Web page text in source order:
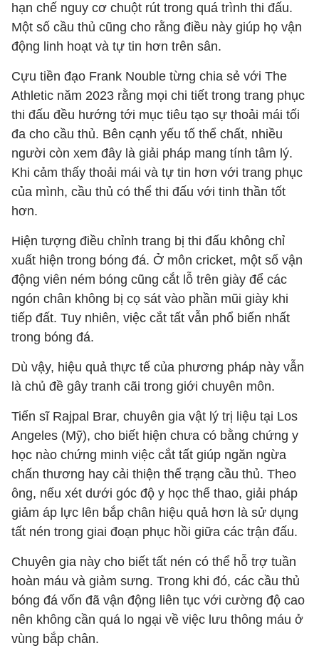
hạn chế nguy cơ chuột rút trong quá trình thi đấu.
Một số cầu thủ cũng cho rằng điều này giúp họ vận
động linh hoạt và tự tin hơn trên sân.
Cựu tiền đạo Frank Nouble từng chia sẻ với The
Athletic năm 2023 rằng mọi chi tiết trong trang phục
thi đấu đều hướng tới mục tiêu tạo sự thoải mái tối
đa cho cầu thủ. Bên cạnh yếu tố thể chất, nhiều
người còn xem đây là giải pháp mang tính tâm lý.
Khi cảm thấy thoải mái và tự tin hơn với trang phục
của mình, cầu thủ có thể thi đấu với tinh thần tốt
hơn.
Hiện tượng điều chỉnh trang bị thi đấu không chỉ
xuất hiện trong bóng đá. Ở môn cricket, một số vận
động viên ném bóng cũng cắt lỗ trên giày để các
ngón chân không bị cọ sát vào phần mũi giày khi
tiếp đất. Tuy nhiên, việc cắt tất vẫn phổ biến nhất
trong bóng đá.
Dù vậy, hiệu quả thực tế của phương pháp này vẫn
là chủ đề gây tranh cãi trong giới chuyên môn.
Tiến sĩ Rajpal Brar, chuyên gia vật lý trị liệu tại Los
Angeles (Mỹ), cho biết hiện chưa có bằng chứng y
học nào chứng minh việc cắt tất giúp ngăn ngừa
chấn thương hay cải thiện thể trạng cầu thủ. Theo
ông, nếu xét dưới góc độ y học thể thao, giải pháp
giảm áp lực lên bắp chân hiệu quả hơn là sử dụng
tất nén trong giai đoạn phục hồi giữa các trận đấu.
Chuyên gia này cho biết tất nén có thể hỗ trợ tuần
hoàn máu và giảm sưng. Trong khi đó, các cầu thủ
bóng đá vốn đã vận động liên tục với cường độ cao
nên không cần quá lo ngại về việc lưu thông máu ở
vùng bắp chân.